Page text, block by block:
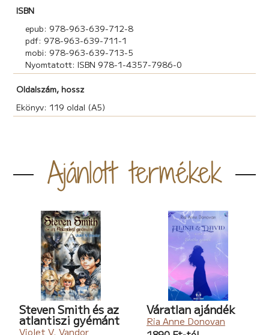
ISBN
epub: 978-963-639-712-8
pdf: 978-963-639-711-1
mobi: 978-963-639-713-5
Nyomtatott: ISBN 978-1-4357-7986-0
Oldalszám, hossz
Ekönyv: 119 oldal (A5)
Ajánlott termékek
Steven Smith és az
atlantiszi gyémánt
Violet V. Vandor
Váratlan ajándék
Ria Anne Donovan